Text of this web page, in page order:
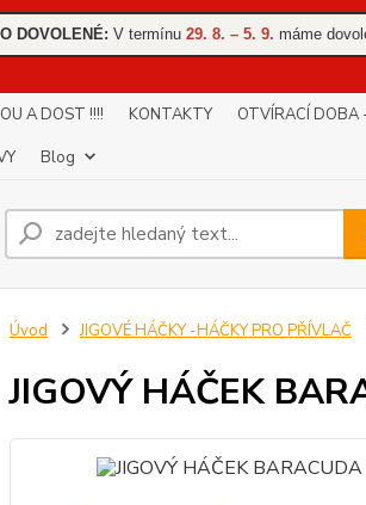
DOVOLENÉ: V termínu 29. 8. – 5. 9. máme
A DOST !!!! KONTAKTY OTVÍRACÍ DOBA
Blog
Úvod JIGOVÉ HÁČKY -HÁČKY PRO PŘÍVLAČ
JIGOVÝ HÁČEK